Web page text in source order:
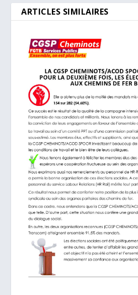
ARTICLES SIMILAIRES